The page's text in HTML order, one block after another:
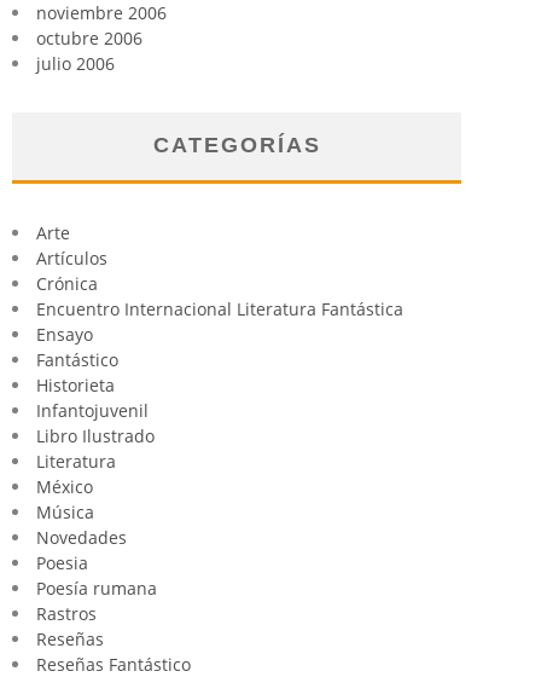
noviembre 2006
octubre 2006
julio 2006
CATEGORÍAS
Arte
Artículos
Crónica
Encuentro Internacional Literatura Fantástica
Ensayo
Fantástico
Historieta
Infantojuvenil
Libro Ilustrado
Literatura
México
Música
Novedades
Poesia
Poesía rumana
Rastros
Reseñas
Reseñas Fantástico